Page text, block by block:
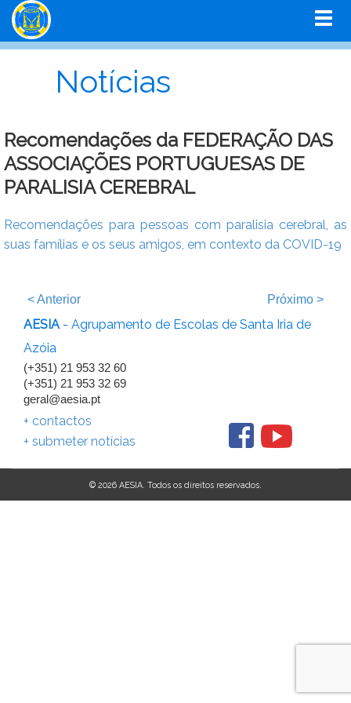
Notícias
Recomendações da FEDERAÇÃO DAS
ASSOCIAÇÕES PORTUGUESAS DE
PARALISIA CEREBRAL
Recomendações para pessoas com paralisia cerebral, as
suas famílias e os seus amigos, em contexto da COVID-19
<Anterior Próximo >
AESIA- Agrupamento de Escolas de Santa Iria de
Azóia
(+351) 21 953 32 60
(+351) 21 953 32 69
geral@aesia.pt
+ contactos
+ submeter notícias
© 2026 AESIA. Todos os direitos reservados.